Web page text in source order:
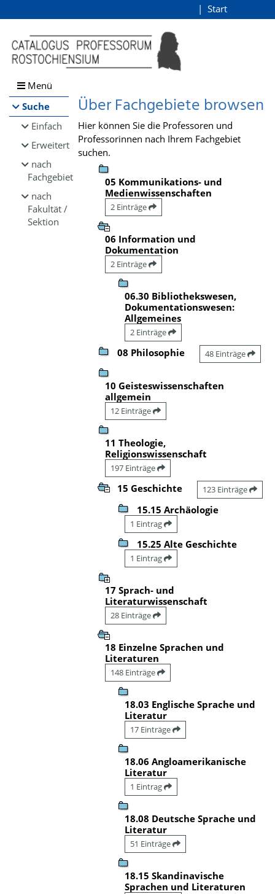
Browsen
direkt zum Inhalt
Start
Menü
Suche
Einfach
Erweitert
nach
Fachgebiet
nach
Fakultät /
Sektion
Über Fachgebiete browsen
Hier können Sie die Professoren und
Professorinnen nach Ihrem Fachgebiet
suchen.
05 Kommunikations- und
Medienwissenschaften
2 Einträge
06 Information und
Dokumentation
2 Einträge
06.30 Bibliothekswesen,
Dokumentationswesen:
Allgemeines
2 Einträge
08 Philosophie 48 Einträge
10 Geisteswissenschaften
allgemein
12 Einträge
11 Theologie,
Religionswissenschaft
197 Einträge
15 Geschichte 123 Einträge
15.15 Archäologie
1 Eintrag
15.25 Alte Geschichte
1 Eintrag
17 Sprach- und
Literaturwissenschaft
28 Einträge
18 Einzelne Sprachen und
Literaturen
148 Einträge
18.03 Englische Sprache und
Literatur
17 Einträge
18.06 Angloamerikanische
Literatur
1 Eintrag
18.08 Deutsche Sprache und
Literatur
51 Einträge
18.15 Skandinavische
Sprachen und Literaturen